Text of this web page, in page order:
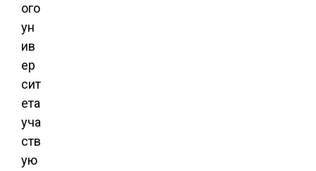
ого
ун
ив
ер
сит
ета
уча
ств
ую